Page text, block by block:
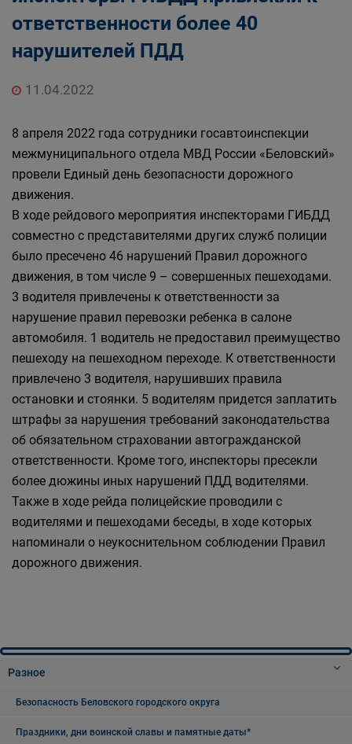
ответственности более 40
нарушителей ПДД
11.04.2022
8 апреля 2022 года сотрудники госавтоинспекции
межмуниципального отдела МВД России «Беловский»
провели Единый день безопасности дорожного
движения.
В ходе рейдового мероприятия инспекторами ГИБДД
совместно с представителями других служб полиции
было пресечено 46 нарушений Правил дорожного
движения, в том числе 9 – совершенных пешеходами.
3 водителя привлечены к ответственности за
нарушение правил перевозки ребенка в салоне
автомобиля. 1 водитель не предоставил преимущество
пешеходу на пешеходном переходе. К ответственности
привлечено 3 водителя, нарушивших правила
остановки и стоянки. 5 водителям придется заплатить
штрафы за нарушения требований законодательства
об обязательном страховании автогражданской
ответственности. Кроме того, инспекторы пресекли
более дюжины иных нарушений ПДД водителями.
Также в ходе рейда полицейские проводили с
водителями и пешеходами беседы, в ходе которых
напоминали о неукоснительном соблюдении Правил
дорожного движения.
Разное
Безопасность Беловского городского округа
Праздники, дни воинской славы и памятные даты*